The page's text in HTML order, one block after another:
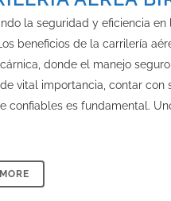
la seguridad y eficiencia en
beneficios de la carrilería
donde el manejo
vital importancia, contar con
confiables es fundamental.